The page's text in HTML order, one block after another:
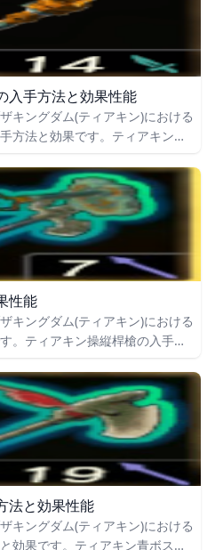
入手方法と効果性能
キングダム(ティアキン)における
方法と効果です。ティアキンボ
も掲載しています。
性能
キングダム(ティアキン)における
。ティアキン操縦桿槍の入手場
法と効果性能
キングダム(ティアキン)における
効果です。ティアキン青ボスボ